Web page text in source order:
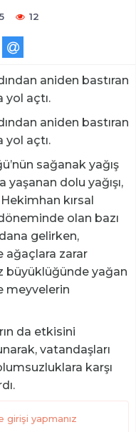
12
aniden bastıran
yol açtı.
aniden bastıran
yol açtı.
sağanak yağış
yaşanan dolu yağışı,
kırsal
olan bazı
gelirken,
ağaçlara zarar
büyüklüğünde yağan
meyvelerin
da etkisini
vatandaşları
karşı
girişi yapmanız